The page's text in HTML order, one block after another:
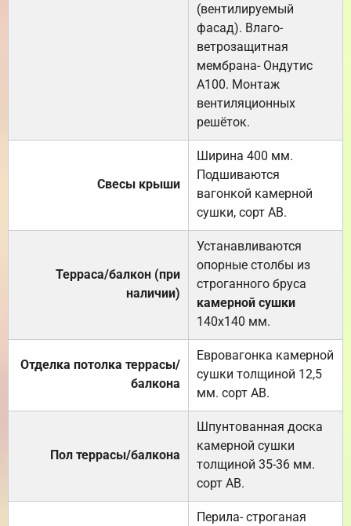
(вентилируемый
фасад). Влаго-
ветрозащитная
мембрана- Ондутис
А100. Монтаж
вентиляционных
решёток.
Свесы крыши
Ширина 400 мм.
Подшиваются
вагонкой камерной
сушки, сорт АВ.
Терраса/балкон (при
наличии)
Устанавливаются
опорные столбы из
строганного бруса
камерной сушки
140х140 мм.
Отделка потолка террасы/
балкона
Евровагонка камерной
сушки толщиной 12,5
мм. сорт АВ.
Пол террасы/балкона
Шпунтованная доска
камерной сушки
толщиной 35-36 мм.
сорт АВ.
Перила- строганая